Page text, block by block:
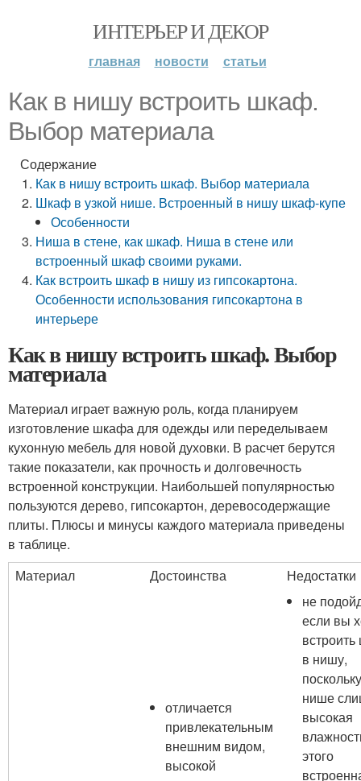
ИНТЕРЬЕР И ДЕКОР
главная новости статьи
Как в нишу встроить шкаф.
Выбор материала
Содержание
Как в нишу встроить шкаф. Выбор материала
Шкаф в узкой нише. Встроенный в нишу шкаф-купе
Особенности
Ниша в стене, как шкаф. Ниша в стене или
встроенный шкаф своими руками.
Как встроить шкаф в нишу из гипсокартона.
Особенности использования гипсокартона в
интерьере
Как в нишу встроить шкаф. Выбор
материала
Материал играет важную роль, когда планируем
изготовление шкафа для одежды или переделываем
кухонную мебель для новой духовки. В расчет берутся
такие показатели, как прочность и долговечность
встроенной конструкции. Наибольшей популярностью
пользуются дерево, гипсокартон, деревосодержащие
плиты. Плюсы и минусы каждого материала приведены
в таблице.
Материал
Достоинства Недостатки
отличается
привлекательным
внешним видом,
высокой
не
если вы
в нишу,
нише
высокая
этого